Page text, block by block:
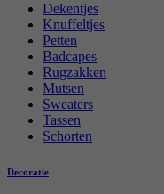
Dekentjes
Knuffeltjes
Petten
Badcapes
Rugzakken
Mutsen
Sweaters
Tassen
Schorten
Decoratie